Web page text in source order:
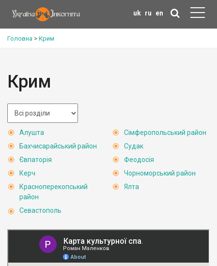
uk ru en
Головна > Крим
Крим
Алушта
Бахчисарайський район
Євпаторія
Керч
Красноперекопський
район
Севастополь
Сімферопольський район
Судак
Феодосія
Чорноморський район
Ялта